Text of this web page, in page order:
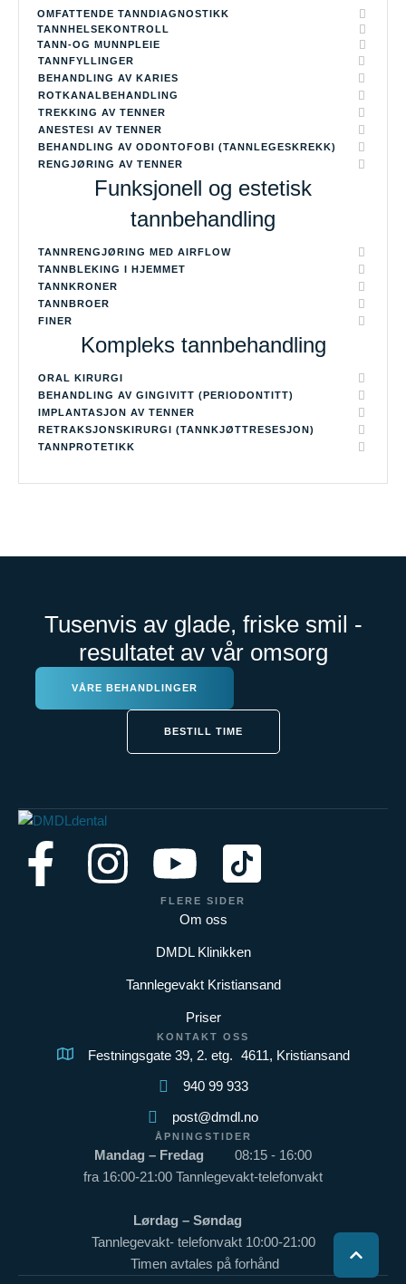
OMFATTENDE TANNDIAGNOSTIKK
TANNHELSEKONTROLL
TANN-OG MUNNPLEIE
TANNFYLLINGER
BEHANDLING AV KARIES
ROTKANALBEHANDLING
TREKKING AV TENNER
ANESTESI AV TENNER
BEHANDLING AV ODONTOFOBI (TANNLEGESKREKK)
RENGJØRING AV TENNER
Funksjonell og estetisk
tannbehandling
TANNRENGJØRING MED AIRFLOW
TANNBLEKING I HJEMMET
TANNKRONER
TANNBROER
FINER
Kompleks tannbehandling
ORAL KIRURGI
BEHANDLING AV GINGIVITT (PERIODONTITT)
IMPLANTASJON AV TENNER
RETRAKSJONSKIRURGI (TANNKJØTTRESESJON)
TANNPROTETIKK
Tusenvis av glade, friske smil -
resultatet av vår omsorg
VÅRE BEHANDLINGER
BESTILL TIME
FLERE SIDER
Om oss
DMDL Klinikken
Tannlegevakt Kristiansand
Priser
KONTAKT OSS
Festningsgate 39, 2. etg. 4611, Kristiansand
940 99 933
post@dmdl.no
ÅPNINGSTIDER
Mandag – Fredag 08:15 - 16:00
fra 16:00-21:00 Tannlegevakt-telefonvakt
Lørdag – Søndag
Tannlegevakt- telefonvakt 10:00-21:00
Timen avtales på forhånd